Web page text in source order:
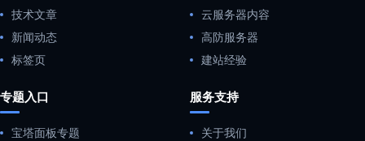
技术文章
新闻动态
标签页
云服务器内容
高防服务器
建站经验
专题入口
宝塔面板专题
服务支持
关于我们